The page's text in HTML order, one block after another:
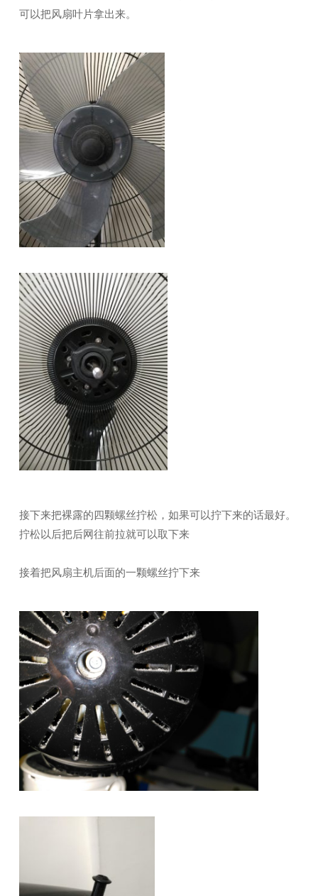
可以把风扇叶片拿出来。
接下来把裸露的四颗螺丝拧松，如果可以拧下来的话最好。
拧松以后把后网往前拉就可以取下来
接着把风扇主机后面的一颗螺丝拧下来